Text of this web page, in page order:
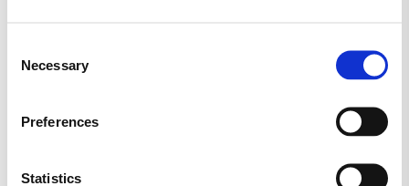
Selection
Necessary
Preferences
Statistics